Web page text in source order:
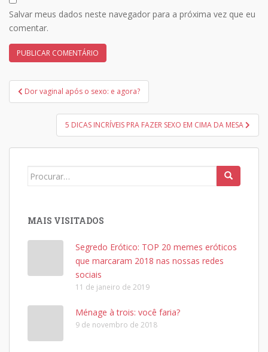
Salvar meus dados neste navegador para a próxima vez que eu
comentar.
Navegação
de
Dor vaginal após o sexo: e agora?
5 DICAS INCRÍVEIS PRA FAZER SEXO EM CIMA DA MESA
Search
MAIS VISITADOS
Segredo Erótico: TOP 20 memes eróticos
que marcaram 2018 nas nossas redes
sociais
11 de janeiro de 2019
Ménage à trois: você faria?
9 de novembro de 2018